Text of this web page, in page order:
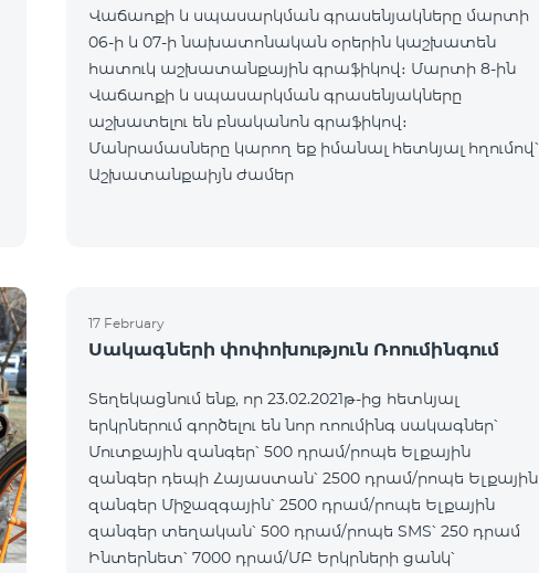
Վաճառքի և սպասարկման գրասենյակները մարտի
06-ի և 07-ի նախատոնական օրերին կաշխատեն
հատուկ աշխատանքային գրաֆիկով։ Մարտի 8-ին
Վաճառքի և սպասարկման գրասենյակները
աշխատելու են բնականոն գրաֆիկով։
Մանրամասները կարող եք իմանալ հետևյալ հղումով՝
Աշխատանքաիյն ժամեր
17 February
Սակագների փոփոխություն Ռոումինգում
Տեղեկացնում ենք, որ 23.02.2021թ-ից հետևյալ
երկրներում գործելու են նոր ռոումինգ սակագներ՝
Մուտքային զանգեր՝ 500 դրամ/րոպե Ելքային
զանգեր դեպի Հայաստան՝ 2500 դրամ/րոպե Ելքային
զանգեր Միջազգային՝ 2500 դրամ/րոպե Ելքային
զանգեր տեղական՝ 500 դրամ/րոպե SMS՝ 250 դրամ
Ինտերնետ՝ 7000 դրամ/ՄԲ Երկրների ցանկ՝